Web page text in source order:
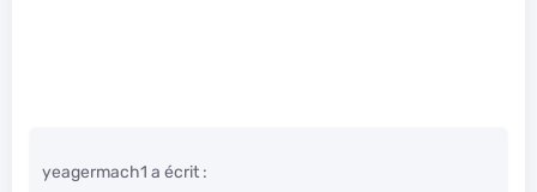
yeagermach1 a écrit :